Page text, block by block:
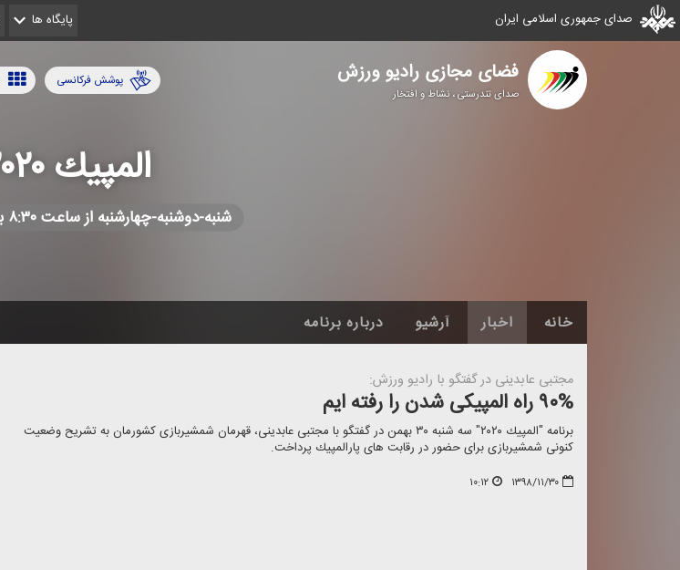
صدای جمهوری اسلامی ایران پایگاه ها
فضای مجازی رادیو ورزش
صدای تندرستی ، نشاط و افتخار
پوشش فرکانسی
المپیك ۲۰۲۰
شنبه-دوشنبه-چهارشنبه از ساعت ۸:۳۰ به مدت ۲۵دقیقه
خانه اخبار آرشیو درباره برنامه
مجتبی عابدینی در گفتگو با رادیو ورزش:
۹۰% راه المپیكی شدن را رفته ایم
برنامه "المپیك ۲۰۲۰" سه شنبه ۳۰ بهمن در گفتگو با مجتبی عابدینی، قهرمان شمشیربازی كشورمان به تشریح وضعیت
كنونی شمشیربازی برای حضور در رقابت های پارالمپیك پرداخت.
۱۳۹۸/۱۱/۳۰ ۱۰:۱۲